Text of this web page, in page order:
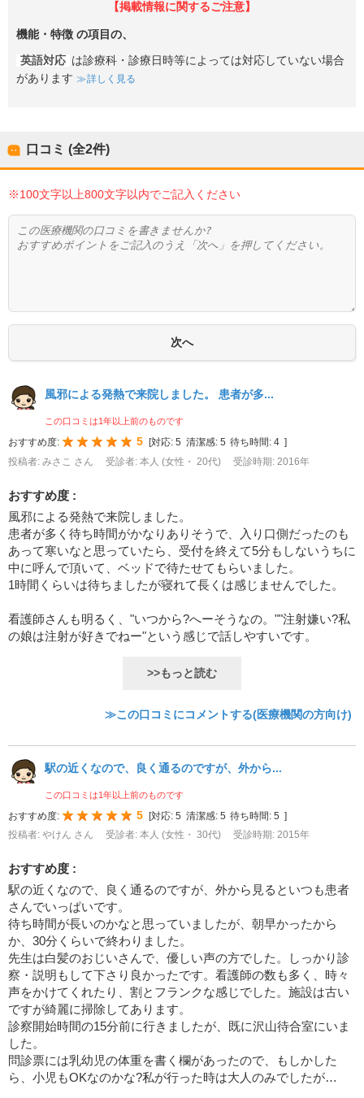
【掲載情報に関するご注意】
機能・特徴 の項目の、
英語対応 は診療科・診療日時等によっては対応していない場合
があります
詳しく見る
口コミ (全2件)
※100文字以上800文字以内でご記入ください
風邪による発熱で来院しました。 患者が多...
この口コミは1年以上前のものです
おすすめ度: 5 [対応: 5 清潔感: 5 待ち時間: 4 ]
投稿者: みさこ さん
受診者: 本人 (女性・ 20代) 受診時期: 2016年
おすすめ度 :
風邪による発熱で来院しました。
患者が多く待ち時間がかなりありそうで、入り口側だったのも
あって寒いなと思っていたら、受付を終えて5分もしないうちに
中に呼んで頂いて、ベッドで待たせてもらいました。
1時間くらいは待ちましたが寝れて長くは感じませんでした。
看護師さんも明るく、"いつから?へーそうなの。""注射嫌い?私
の娘は注射が好きでねー"という感じで話しやすいです。
>>もっと読む
≫この口コミにコメントする(医療機関の方向け)
駅の近くなので、良く通るのですが、外から...
この口コミは1年以上前のものです
おすすめ度: 5 [対応: 5 清潔感: 5 待ち時間: 5 ]
投稿者: やけん さん
受診者: 本人 (女性・ 30代) 受診時期: 2015年
おすすめ度 :
駅の近くなので、良く通るのですが、外から見るといつも患者
さんでいっぱいです。
待ち時間が長いのかなと思っていましたが、朝早かったから
か、30分くらいで終わりました。
先生は白髪のおじいさんで、優しい声の方でした。しっかり診
察・説明もして下さり良かったです。看護師の数も多く、時々
声をかけてくれたり、割とフランクな感じでした。施設は古い
ですが綺麗に掃除してあります。
診察開始時間の15分前に行きましたが、既に沢山待合室にいま
した。
問診票には乳幼児の体重を書く欄があったので、もしかした
ら、小児もOKなのかな?私が行った時は大人のみでしたが…